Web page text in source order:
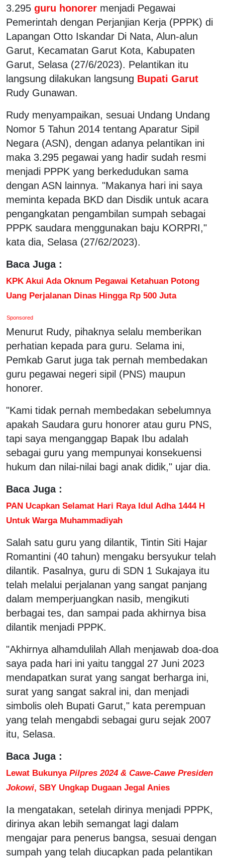
3.295 guru honorer menjadi Pegawai
Pemerintah dengan Perjanjian Kerja (PPPK) di
Lapangan Otto Iskandar Di Nata, Alun-alun
Garut, Kecamatan Garut Kota, Kabupaten
Garut, Selasa (27/6/2023). Pelantikan itu
langsung dilakukan langsung Bupati Garut
Rudy Gunawan.
Rudy menyampaikan, sesuai Undang Undang
Nomor 5 Tahun 2014 tentang Aparatur Sipil
Negara (ASN), dengan adanya pelantikan ini
maka 3.295 pegawai yang hadir sudah resmi
menjadi PPPK yang berkedudukan sama
dengan ASN lainnya. "Makanya hari ini saya
meminta kepada BKD dan Disdik untuk acara
pengangkatan pengambilan sumpah sebagai
PPPK saudara menggunakan baju KORPRI,"
kata dia, Selasa (27/62/2023).
Baca Juga :
KPK Akui Ada Oknum Pegawai Ketahuan Potong
Uang Perjalanan Dinas Hingga Rp 500 Juta
Sponsored
Menurut Rudy, pihaknya selalu memberikan
perhatian kepada para guru. Selama ini,
Pemkab Garut juga tak pernah membedakan
guru pegawai negeri sipil (PNS) maupun
honorer.
"Kami tidak pernah membedakan sebelumnya
apakah Saudara guru honorer atau guru PNS,
tapi saya menganggap Bapak Ibu adalah
sebagai guru yang mempunyai konsekuensi
hukum dan nilai-nilai bagi anak didik," ujar dia.
Baca Juga :
PAN Ucapkan Selamat Hari Raya Idul Adha 1444 H
Untuk Warga Muhammadiyah
Salah satu guru yang dilantik, Tintin Siti Hajar
Romantini (40 tahun) mengaku bersyukur telah
dilantik. Pasalnya, guru di SDN 1 Sukajaya itu
telah melalui perjalanan yang sangat panjang
dalam memperjuangkan nasib, mengikuti
berbagai tes, dan sampai pada akhirnya bisa
dilantik menjadi PPPK.
"Akhirnya alhamdulilah Allah menjawab doa-doa
saya pada hari ini yaitu tanggal 27 Juni 2023
mendapatkan surat yang sangat berharga ini,
surat yang sangat sakral ini, dan menjadi
simbolis oleh Bupati Garut," kata perempuan
yang telah mengabdi sebagai guru sejak 2007
itu, Selasa.
Baca Juga :
Lewat Bukunya Pilpres 2024 & Cawe-Cawe Presiden
Jokowi, SBY Ungkap Dugaan Jegal Anies
Ia mengatakan, setelah dirinya menjadi PPPK,
dirinya akan lebih semangat lagi dalam
mengajar para penerus bangsa, sesuai dengan
sumpah yang telah diucapkan pada pelantikan